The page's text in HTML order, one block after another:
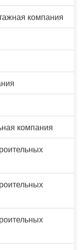
компания
компания